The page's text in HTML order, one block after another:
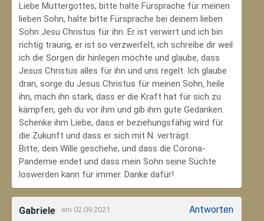
Liebe Muttergottes, bitte halte Fürsprache für meinen
lieben Sohn, halte bitte Fürsprache bei deinem lieben
Sohn Jesu Christus für ihn. Er ist verwirrt und ich bin
richtig traurig, er ist so verzweifelt, ich schreibe dir weil
ich die Sorgen dir hinlegen möchte und glaube, dass
Jesus Christus alles für ihn und uns regelt. Ich glaube
dran, sorge du Jesus Christus für meinen Sohn‚ heile
ihn, mach ihn stark, dass er die Kraft hat für sich zu
kämpfen, geh du vor ihm und gib ihm gute Gedanken.
Schenke ihm Liebe, dass er beziehungsfähig wird für
die Zukunft und dass er sich mit N. verträgt.
Bitte, dein Wille geschehe, und dass die Corona-
Pandemie endet und dass mein Sohn seine Süchte
loswerden kann für immer. Danke dafür!
Gabriele am 02.09.2021 Antworten